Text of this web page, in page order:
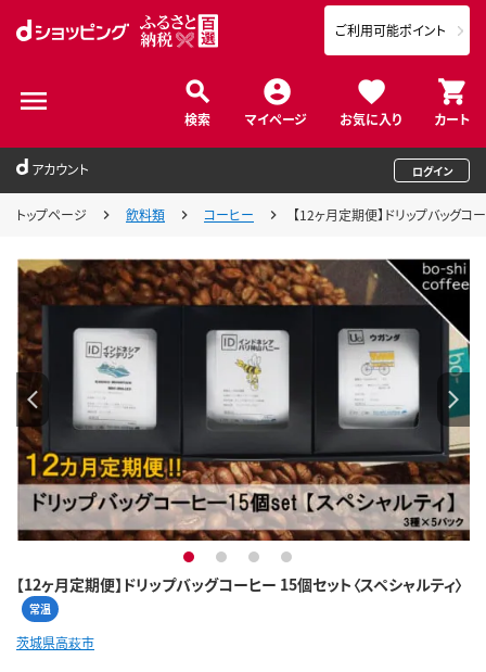
検索 マイページ お気に入り カート
ご利用可能ポイント
アカウント ログイン
トップページ 飲料類 コーヒー 【12ヶ月定期便】ドリップバッグコ
【12ヶ月定期便】ドリップバッグコーヒー 15個セット〈スペシャルティ〉
常温
1 2 3 4
茨城県高萩市